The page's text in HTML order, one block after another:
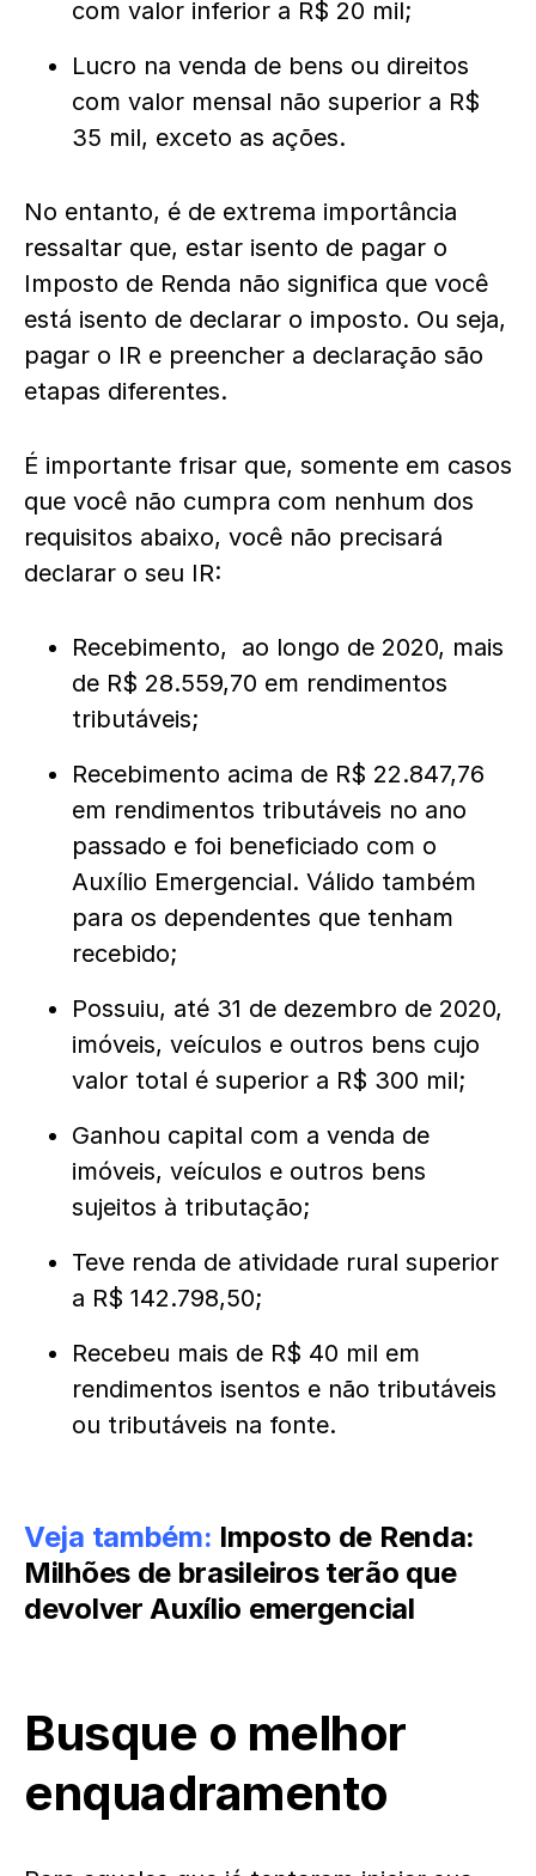
com valor inferior a R$ 20 mil;
Lucro na venda de bens ou direitos
com valor mensal não superior a R$
35 mil, exceto as ações.
No entanto, é de extrema importância
ressaltar que, estar isento de pagar o
Imposto de Renda não significa que você
está isento de declarar o imposto. Ou seja,
pagar o IR e preencher a declaração são
etapas diferentes.
É importante frisar que, somente em casos
que você não cumpra com nenhum dos
requisitos abaixo, você não precisará
declarar o seu IR:
Recebimento, ao longo de 2020, mais
de R$ 28.559,70 em rendimentos
tributáveis;
Recebimento acima de R$ 22.847,76
em rendimentos tributáveis no ano
passado e foi beneficiado com o
Auxílio Emergencial. Válido também
para os dependentes que tenham
recebido;
Possuiu, até 31 de dezembro de 2020,
imóveis, veículos e outros bens cujo
valor total é superior a R$ 300 mil;
Ganhou capital com a venda de
imóveis, veículos e outros bens
sujeitos à tributação;
Teve renda de atividade rural superior
a R$ 142.798,50;
Recebeu mais de R$ 40 mil em
rendimentos isentos e não tributáveis
ou tributáveis na fonte.
Veja também: Imposto de Renda:
Milhões de brasileiros terão que
devolver Auxílio emergencial
Busque o melhor
enquadramento